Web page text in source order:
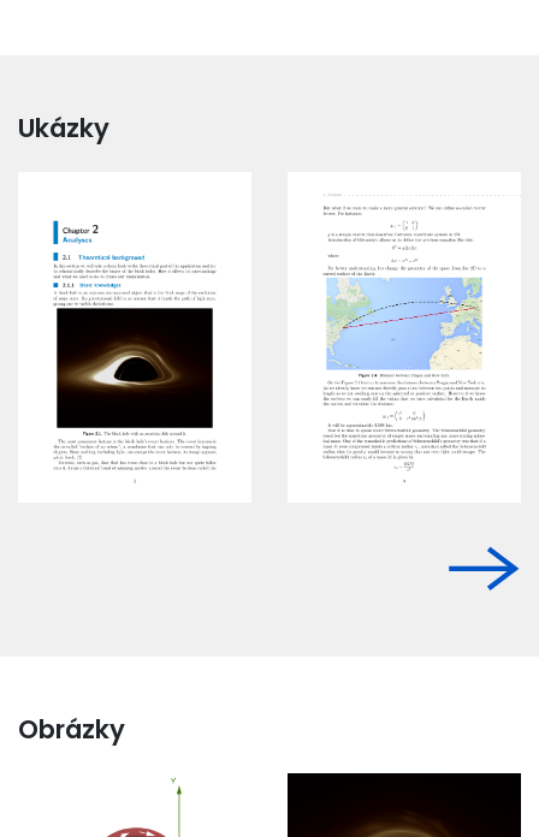
Ukázky
Obrázky